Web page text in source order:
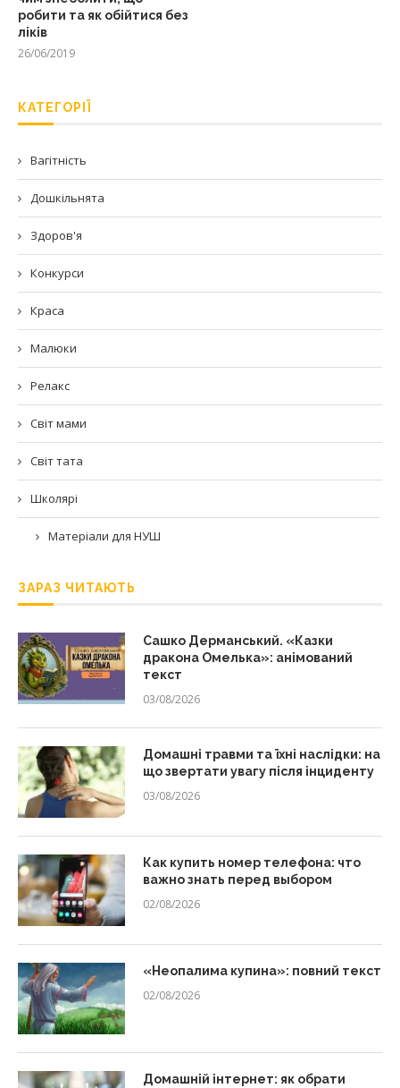
робити та як обійтися без
ліків
26/06/2019
КАТЕГОРІЇ
Вагітність
Дошкільнята
Здоров'я
Конкурси
Краса
Малюки
Релакс
Світ мами
Світ тата
Школярі
Матеріали для НУШ
ЗАРАЗ ЧИТАЮТЬ
Сашко Дерманський. «Казки
дракона Омелька»: анімований
текст
03/08/2026
Домашні травми та їхні наслідки: на
що звертати увагу після інциденту
03/08/2026
Как купить номер телефона: что
важно знать перед выбором
02/08/2026
«Неопалима купина»: повний текст
02/08/2026
Домашній інтернет: як обрати